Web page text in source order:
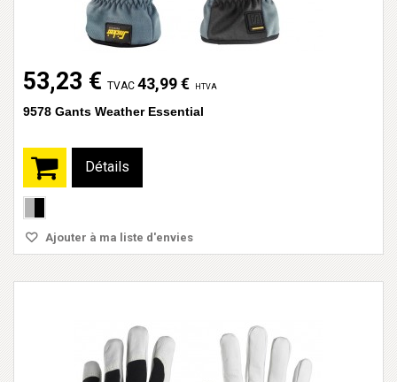
53,23 € TVAC 43,99 € HTVA
9578 Gants Weather Essential
Détails
Ajouter à ma liste d'envies